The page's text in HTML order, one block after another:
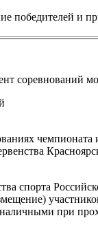
победителей и
соревнований
спорта
при